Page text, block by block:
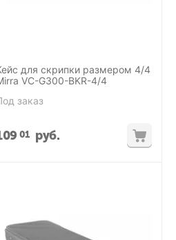
для скрипки размером 4/4
VC-G300-BKR-4/4
заказ
01 руб.